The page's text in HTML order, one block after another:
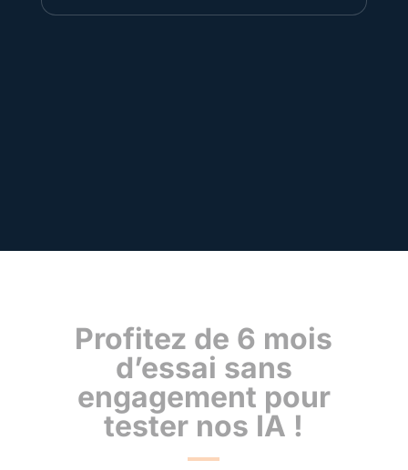
Profitez de 6 mois
d’essai sans
engagement pour
tester nos IA !